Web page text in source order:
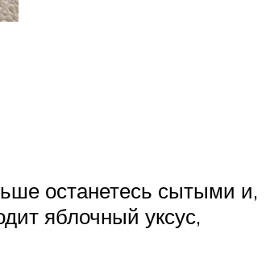
останетесь сытыми и,
яблочный уксус,